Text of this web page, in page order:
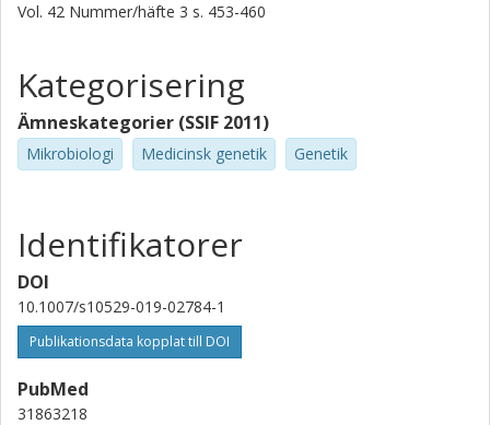
Vol. 42 Nummer/häfte 3 s. 453-460
Kategorisering
Ämneskategorier (SSIF 2011)
Mikrobiologi Medicinsk genetik Genetik
Identifikatorer
DOI
10.1007/s10529-019-02784-1
Publikationsdata kopplat till DOI
PubMed
31863218